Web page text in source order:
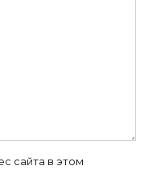
сайта в этом